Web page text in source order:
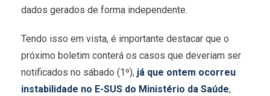
dados gerados de forma independente.
Tendo isso em vista, é importante destacar que o
próximo boletim conterá os casos que deveriam ser
notificados no sábado (1º), já que ontem ocorreu
instabilidade no E-SUS do Ministério da Saúde,